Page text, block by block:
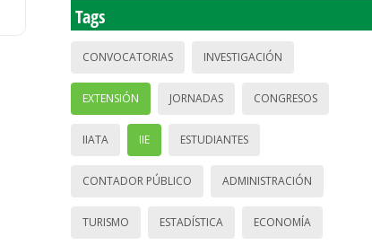
Tags
CONVOCATORIAS INVESTIGACIÓN
EXTENSIÓN JORNADAS CONGRESOS
IIATA IIE ESTUDIANTES
CONTADOR PÚBLICO ADMINISTRACIÓN
TURISMO ESTADÍSTICA ECONOMÍA